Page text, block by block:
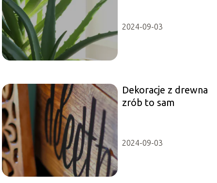
2024-09-03
Dekoracje z drewna
zrób to sam
2024-09-03